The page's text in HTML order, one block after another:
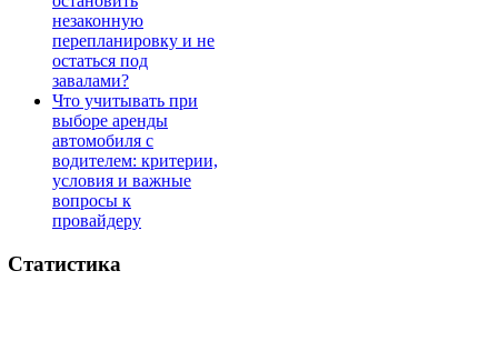
незаконную
перепланировку и не
остаться под
завалами?
Что учитывать при
выборе аренды
автомобиля с
водителем: критерии,
условия и важные
вопросы к
провайдеру
Статистика